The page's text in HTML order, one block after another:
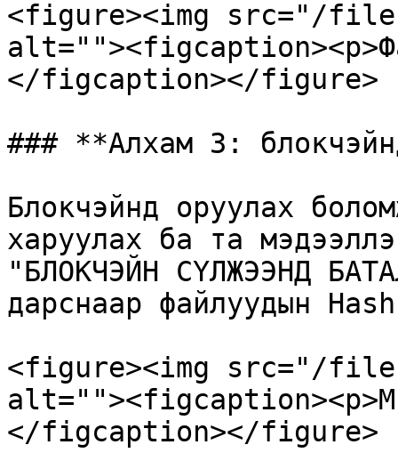
<figure><img src="/files/
</figcaption></figure>
### **Алхам 3:
Блокчэйнд оруулах
харуулах ба та
"БЛОКЧЭЙН СҮЛЖЭЭНД
дарснаар файлуудын
<figure><img src="/files/
</figcaption></figure>